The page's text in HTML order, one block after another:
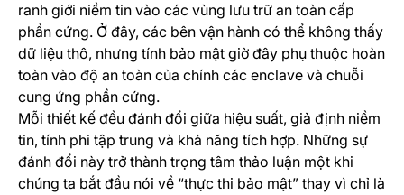
ranh giới niềm tin vào các vùng lưu trữ an toàn cấp
phần cứng. Ở đây, các bên vận hành có thể không thấy
dữ liệu thô, nhưng tính bảo mật giờ đây phụ thuộc hoàn
toàn vào độ an toàn của chính các enclave và chuỗi
cung ứng phần cứng.
Mỗi thiết kế đều đánh đổi giữa hiệu suất, giả định niềm
tin, tính phi tập trung và khả năng tích hợp. Những sự
đánh đổi này trở thành trọng tâm thảo luận một khi
chúng ta bắt đầu nói về “thực thi bảo mật” thay vì chỉ là